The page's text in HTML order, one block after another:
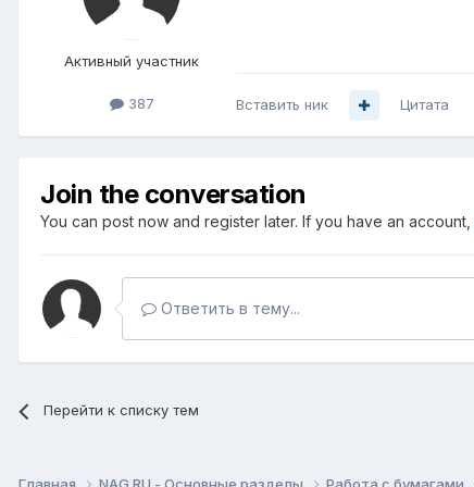
Активный участник
387 Вставить ник Цитата
Join the conversation
You can post now and register later. If you have an account,
Ответить в тему...
Перейти к списку тем